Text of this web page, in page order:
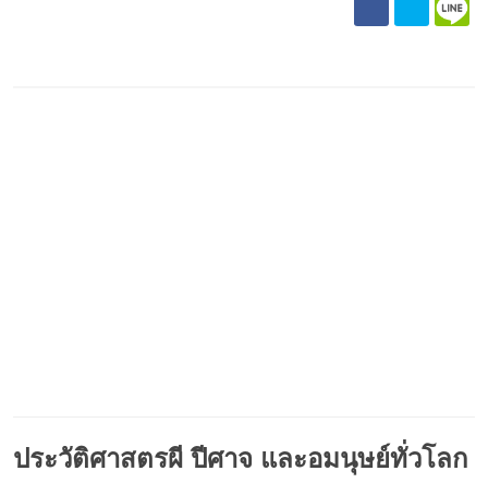
ประวัติศาสตรผี ปีศาจ และอมนุษย์ทั่วโลก